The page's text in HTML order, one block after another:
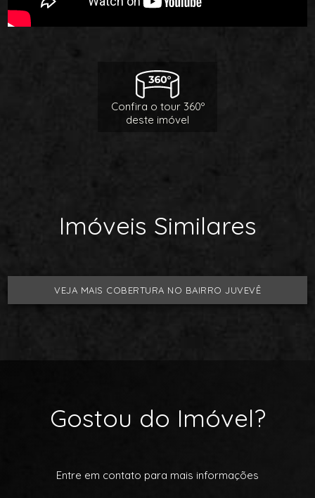
Confira o tour 360º
deste imóvel
Imóveis Similares
VEJA MAIS COBERTURA NO BAIRRO JUVEVÊ
Gostou do Imóvel?
Entre em contato para mais informações